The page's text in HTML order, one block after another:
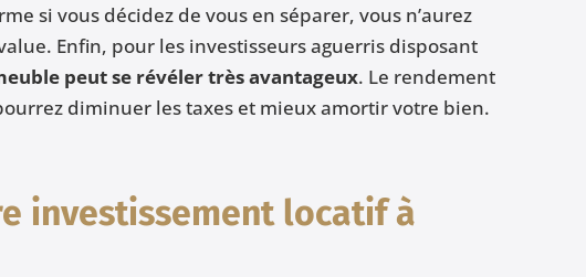
si vous décidez de vous en séparer, vous n’aurez
Enfin, pour les investisseurs aguerris disposant
peut se révéler très avantageux. Le rendement
diminuer les taxes et mieux amortir votre bien.
investissement locatif à